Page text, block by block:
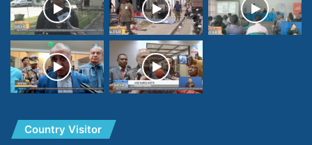
Country Visitor